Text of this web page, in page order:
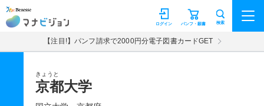
マナビジョン パンフ・願書
ログイン 検索
【注目!】パンフ請求で2000円分電子図書カードGET
きょうと
京都大学